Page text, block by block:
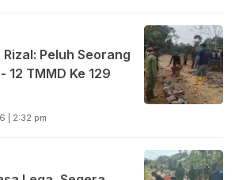
Peluh Seorang
12 TMMD Ke 129
| 2:32 pm